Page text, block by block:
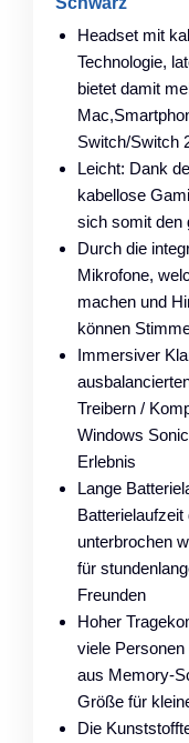
Headset mit
Technologie,
bietet damit
Switch/Switch
Leicht: Dank
kabellose
sich somit den
Durch die
Mikrofone,
machen und
können
Immersiver
Treibern /
Windows
Erlebnis
Lange
unterbrochen
für
Freunden
Hoher
viele
aus Memory-
Größe für
Die